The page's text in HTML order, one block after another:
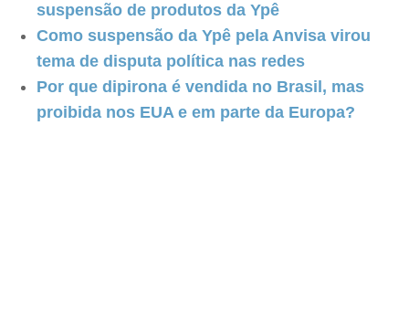
suspensão de produtos da Ypê
Como suspensão da Ypê pela Anvisa virou
tema de disputa política nas redes
Por que dipirona é vendida no Brasil, mas
proibida nos EUA e em parte da Europa?